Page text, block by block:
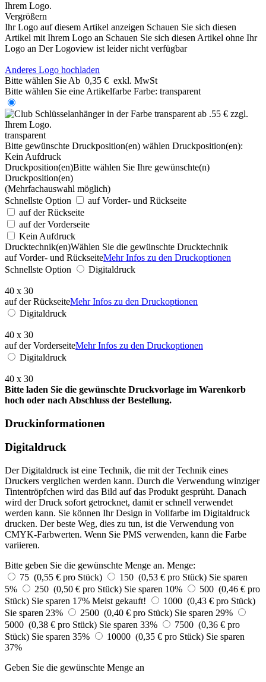
Vergrößern
Ihr Logo auf diesem Artikel anzeigen Schauen Sie sich diesen
Artikel mit Ihrem Logo an Schauen Sie sich diesen Artikel ohne Ihr
Logo an Der Logoview ist leider nicht verfügbar
Anderes Logo hochladen
Bitte wählen Sie Ab 0,35 € exkl. MwSt
Bitte wählen Sie eine Artikelfarbe Farbe: transparent
transparent
Bitte gewünschte Druckposition(en) wählen Druckposition(en):
Kein Aufdruck
Druckposition(en)Bitte wählen Sie Ihre gewünschte(n)
Druckposition(en)
(Mehrfachauswahl möglich)
Schnellste Option
auf Vorder- und Rückseite
auf der Rückseite
auf der Vorderseite
Kein Aufdruck
Drucktechnik(en)Wählen Sie die gewünschte Drucktechnik
auf Vorder- und RückseiteMehr Infos zu den Druckoptionen
Schnellste Option
Digitaldruck
40 x 30
auf der RückseiteMehr Infos zu den Druckoptionen
Digitaldruck
40 x 30
auf der VorderseiteMehr Infos zu den Druckoptionen
Digitaldruck
40 x 30
Bitte laden Sie die gewünschte Druckvorlage im Warenkorb
hoch oder nach Abschluss der Bestellung.
Druckinformationen
Digitaldruck
Der Digitaldruck ist eine Technik, die mit der Technik eines
Druckers verglichen werden kann. Durch die Verwendung winziger
Tintentröpfchen wird das Bild auf das Produkt gesprüht. Danach
wird der Druck sofort getrocknet, damit er schnell verwendet
werden kann. Sie können Ihr Design in Vollfarbe im Digitaldruck
drucken. Der beste Weg, dies zu tun, ist die Verwendung von
CMYK-Farbwerten. Wenn Sie PMS verwenden, kann die Farbe
variieren.
Bitte geben Sie die gewünschte Menge an. Menge:
75 (0,55 € pro Stück)
150 (0,53 € pro Stück) Sie sparen
5%
250 (0,50 € pro Stück) Sie sparen 10%
500 (0,46 € pro
Stück) Sie sparen 17% Meist gekauft!
1000 (0,43 € pro Stück)
Sie sparen 23%
2500 (0,40 € pro Stück) Sie sparen 29%
5000 (0,38 € pro Stück) Sie sparen 33%
7500 (0,36 € pro
Stück) Sie sparen 35% 10000 (0,35 € pro Stück) Sie sparen
37%
Geben Sie die gewünschte Menge an